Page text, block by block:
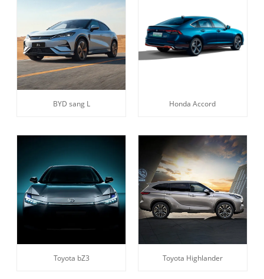
BYD sang L Honda Accord
Toyota bZ3 Toyota Highlander